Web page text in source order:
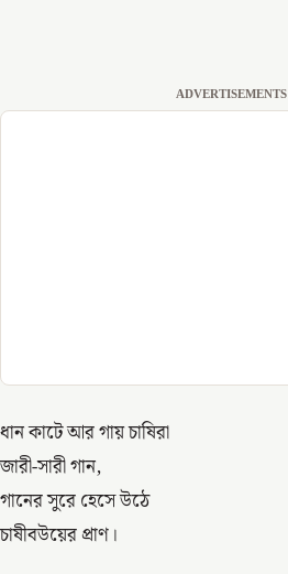
ADVERTISEMENTS
ধান কাটে আর গায় চাষিরা
জারী-সারী গান,
গানের সুরে হেসে উঠে
চাষীবউয়ের প্রাণ।